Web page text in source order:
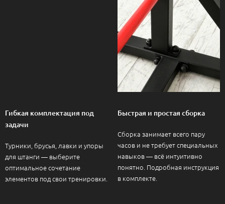
Гибкая комплектация под
задачи
Турники, брусья, лавки и упоры
для штанги — выберите
оптимальное сочетание
элементов под свои тренировки.
Быстрая и простая сборка
Сборка занимает всего пару
часов и не требует специальных
навыков — всё интуитивно
понятно. Подробная инструкция
в комплекте.